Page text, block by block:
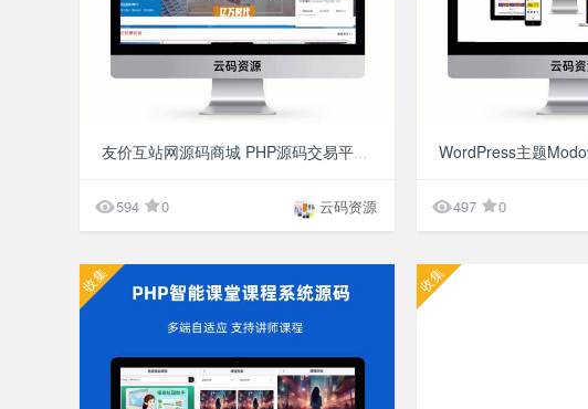
594 0 云码资源 497 0
收集 收集